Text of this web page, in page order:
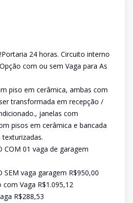
24 horas. Circuito interno
com ou sem Vaga para As
piso em cerâmica, ambas com
transformada em recepção /
janelas com
pisos em cerâmica e bancada
COM 01 vaga de garagem
SEM vaga garagem R$950,00
Vaga R$1.095,12
R$288,53